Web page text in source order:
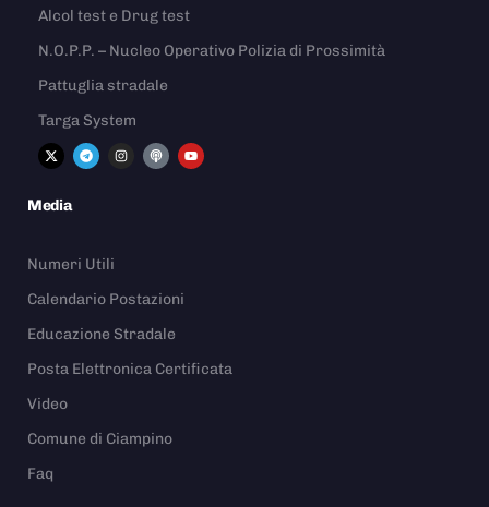
Alcol test e Drug test
N.O.P.P. – Nucleo Operativo Polizia di Prossimità
Pattuglia stradale
Targa System
Media
Numeri Utili
Calendario Postazioni
Educazione Stradale
Posta Elettronica Certificata
Video
Comune di Ciampino
Faq